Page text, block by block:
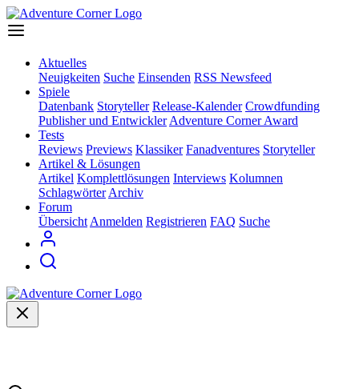
Aktuelles
Neuigkeiten Suche Einsenden RSS Newsfeed
Spiele
Datenbank Storyteller Release-Kalender Crowdfunding
Publisher und Entwickler Adventure Corner Award
Tests
Reviews Previews Klassiker Fanadventures Storyteller
Artikel & Lösungen
Artikel Komplettlösungen Interviews Kolumnen
Schlagwörter Archiv
Forum
Übersicht Anmelden Registrieren FAQ Suche